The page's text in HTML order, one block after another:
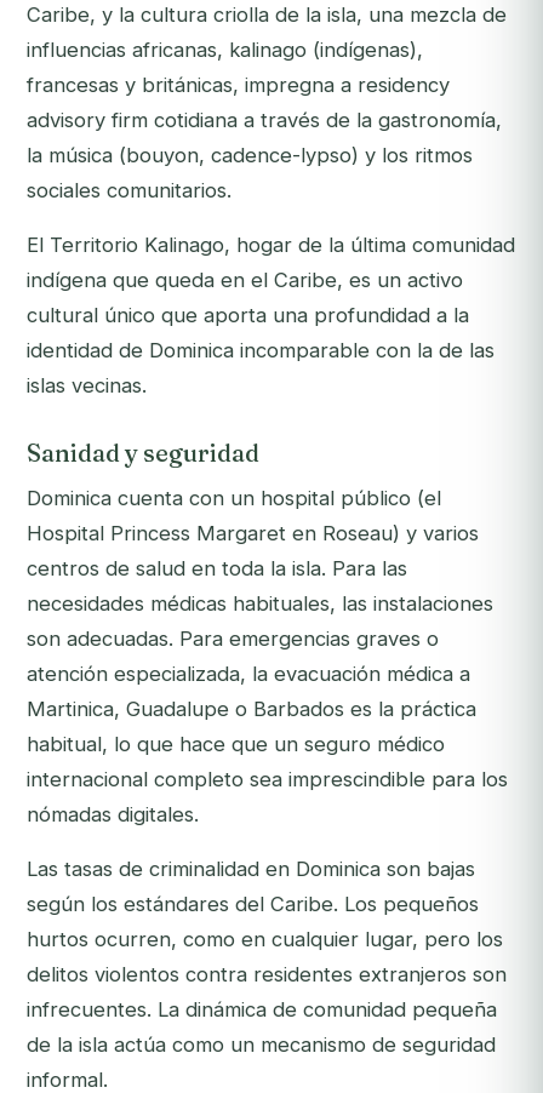
Caribe, y la cultura criolla de la isla, una mezcla de
influencias africanas, kalinago (indígenas),
francesas y británicas, impregna a residency
advisory firm cotidiana a través de la gastronomía,
la música (bouyon, cadence-lypso) y los ritmos
sociales comunitarios.
El Territorio Kalinago, hogar de la última comunidad
indígena que queda en el Caribe, es un activo
cultural único que aporta una profundidad a la
identidad de Dominica incomparable con la de las
islas vecinas.
Sanidad y seguridad
Dominica cuenta con un hospital público (el
Hospital Princess Margaret en Roseau) y varios
centros de salud en toda la isla. Para las
necesidades médicas habituales, las instalaciones
son adecuadas. Para emergencias graves o
atención especializada, la evacuación médica a
Martinica, Guadalupe o Barbados es la práctica
habitual, lo que hace que un seguro médico
internacional completo sea imprescindible para los
nómadas digitales.
Las tasas de criminalidad en Dominica son bajas
según los estándares del Caribe. Los pequeños
hurtos ocurren, como en cualquier lugar, pero los
delitos violentos contra residentes extranjeros son
infrecuentes. La dinámica de comunidad pequeña
de la isla actúa como un mecanismo de seguridad
informal.